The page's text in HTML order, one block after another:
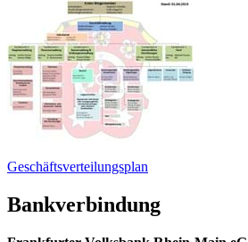
Geschäftsverteilungsplan
Bankverbindung